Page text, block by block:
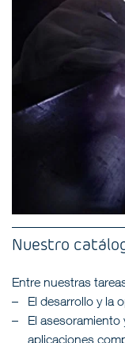
Nuestro
Entre nuestras
El desarrollo y la
El
aplicaciones